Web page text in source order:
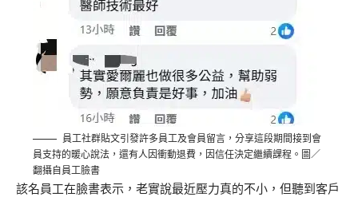
員工社群貼文引發許多員工及會員留言，分享這段期間接到會
員支持的暖心說法，還有人因衝動退費，因信任決定繼續課程。圖／
翻攝自員工臉書
該名員工在臉書表示，老實說最近壓力真的不小，但聽到客戶